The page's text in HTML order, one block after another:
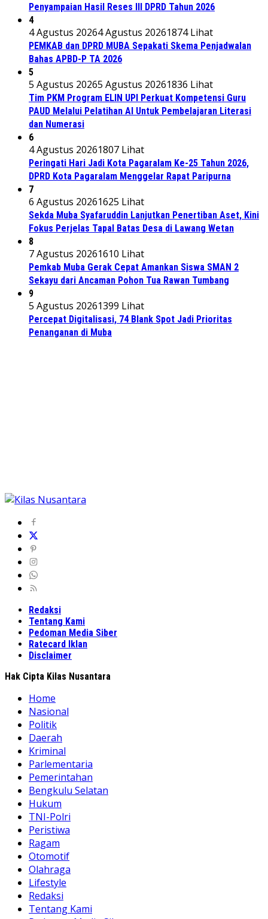
Penyampaian Hasil Reses III DPRD Tahun 2026
4
4 Agustus 20264 Agustus 20261874 Lihat
PEMKAB dan DPRD MUBA Sepakati Skema Penjadwalan
Bahas APBD-P TA 2026
5
5 Agustus 20265 Agustus 20261836 Lihat
Tim PKM Program ELIN UPI Perkuat Kompetensi Guru
PAUD Melalui Pelatihan AI Untuk Pembelajaran Literasi
dan Numerasi
6
4 Agustus 20261807 Lihat
Peringati Hari Jadi Kota Pagaralam Ke-25 Tahun 2026,
DPRD Kota Pagaralam Menggelar Rapat Paripurna
7
6 Agustus 20261625 Lihat
Sekda Muba Syafaruddin Lanjutkan Penertiban Aset, Kini
Fokus Perjelas Tapal Batas Desa di Lawang Wetan
8
7 Agustus 20261610 Lihat
Pemkab Muba Gerak Cepat Amankan Siswa SMAN 2
Sekayu dari Ancaman Pohon Tua Rawan Tumbang
9
5 Agustus 20261399 Lihat
Percepat Digitalisasi, 74 Blank Spot Jadi Prioritas
Penanganan di Muba
Redaksi
Tentang Kami
Pedoman Media Siber
Ratecard Iklan
Disclaimer
Hak Cipta Kilas Nusantara
Home
Nasional
Politik
Daerah
Kriminal
Parlementaria
Pemerintahan
Bengkulu Selatan
Hukum
TNI-Polri
Peristiwa
Ragam
Otomotif
Olahraga
Lifestyle
Redaksi
Tentang Kami